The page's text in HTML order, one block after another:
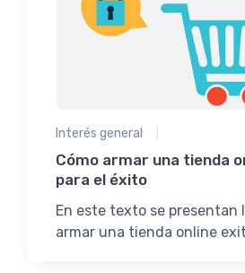
Interés general
Cómo armar una tienda
para el éxito
En este texto se presentan
armar una tienda online